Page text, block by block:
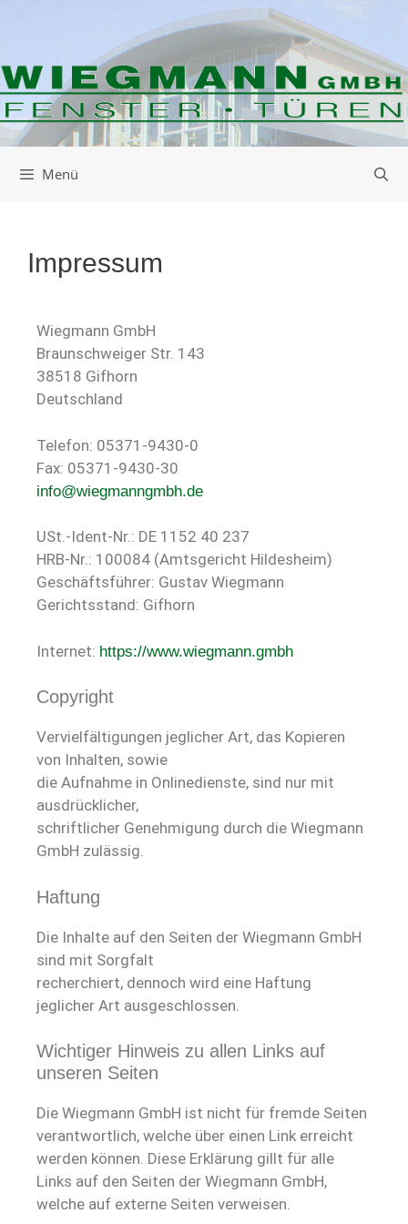
Menü
Impressum
Wiegmann GmbH
Braunschweiger Str. 143
38518 Gifhorn
Deutschland
Telefon: 05371-9430-0
Fax: 05371-9430-30
info@wiegmanngmbh.de
USt.-Ident-Nr.: DE 1152 40 237
HRB-Nr.: 100084 (Amtsgericht Hildesheim)
Geschäftsführer: Gustav Wiegmann
Gerichtsstand: Gifhorn
Internet: https://www.wiegmann.gmbh
Copyright
Vervielfältigungen jeglicher Art, das Kopieren
von Inhalten, sowie
die Aufnahme in Onlinedienste, sind nur mit
ausdrücklicher,
schriftlicher Genehmigung durch die Wiegmann
GmbH zulässig.
Haftung
Die Inhalte auf den Seiten der Wiegmann GmbH
sind mit Sorgfalt
recherchiert, dennoch wird eine Haftung
jeglicher Art ausgeschlossen.
Wichtiger Hinweis zu allen Links auf
unseren Seiten
Die Wiegmann GmbH ist nicht für fremde Seiten
verantwortlich, welche über einen Link erreicht
werden können. Diese Erklärung gillt für alle
Links auf den Seiten der Wiegmann GmbH,
welche auf externe Seiten verweisen.